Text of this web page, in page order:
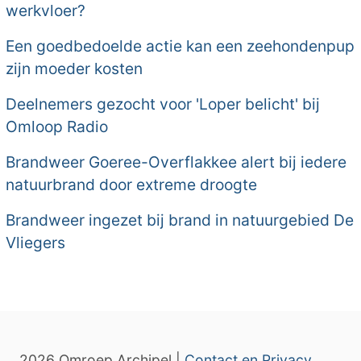
werkvloer?
Een goedbedoelde actie kan een zeehondenpup
zijn moeder kosten
Deelnemers gezocht voor 'Loper belicht' bij
Omloop Radio
Brandweer Goeree-Overflakkee alert bij iedere
natuurbrand door extreme droogte
Brandweer ingezet bij brand in natuurgebied De
Vliegers